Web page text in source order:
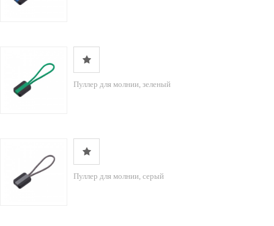
Пуллер для молнии, зеленый
Пуллер для молнии, серый